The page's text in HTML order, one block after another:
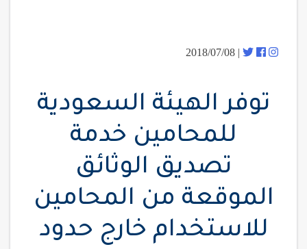
| 2018/07/08
توفر الهيئة السعودية
للمحامين خدمة
تصديق الوثائق
الموقعة من المحامين
للاستخدام خارج حدود